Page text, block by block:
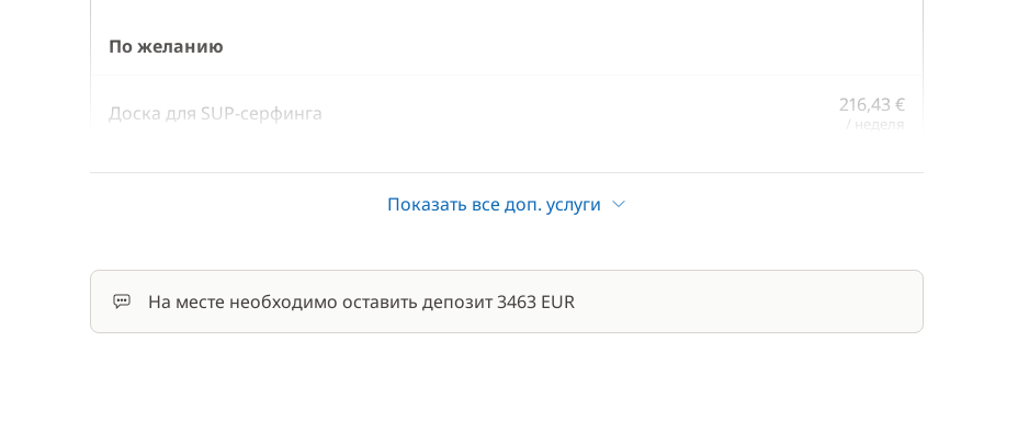
По желанию
Доска для SUP-серфинга 216,43 €
/ неделя
216,43 €
Кок/Повар / день
Сбор за оформление документов —
Показать все доп. услуги
На месте необходимо оставить депозит 3463 EUR